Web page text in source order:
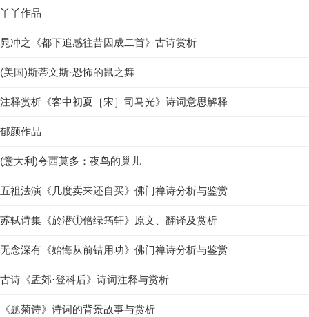
丫丫作品
晁冲之《都下追感往昔因成二首》古诗赏析
(美国)斯蒂文斯·恐怖的鼠之舞
注释赏析《客中初夏［宋］司马光》诗词意思解释
郁颜作品
(意大利)夸西莫多：夜鸟的巢儿
五祖法演《几度卖来还自买》佛门禅诗分析与鉴赏
苏轼诗集《於潜①僧绿筠轩》原文、翻译及赏析
无念深有《始悔从前错用功》佛门禅诗分析与鉴赏
古诗《孟郊·登科后》诗词注释与赏析
《题菊诗》诗词的背景故事与赏析